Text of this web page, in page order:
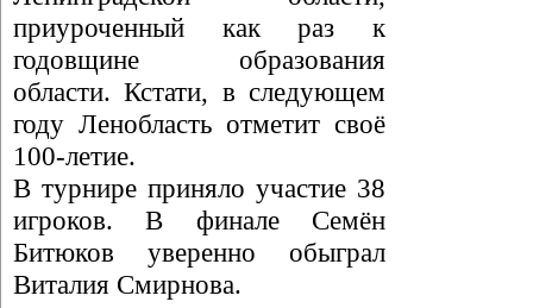
приуроченный как раз к
годовщине образования
области. Кстати, в следующем
году Ленобласть отметит своё
100-летие.
В турнире приняло участие 38
игроков. В финале Семён
Битюков уверенно обыграл
Виталия Смирнова.